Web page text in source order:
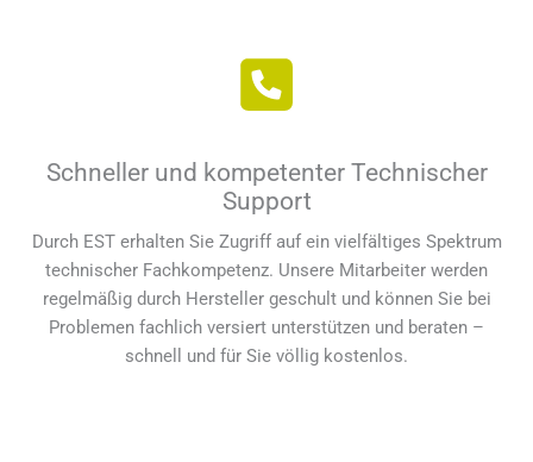
Schneller und kompetenter Technischer
Support
Durch EST erhalten Sie Zugriff auf ein vielfältiges Spektrum
technischer Fachkompetenz. Unsere Mitarbeiter werden
regelmäßig durch Hersteller geschult und können Sie bei
Problemen fachlich versiert unterstützen und beraten –
schnell und für Sie völlig kostenlos.